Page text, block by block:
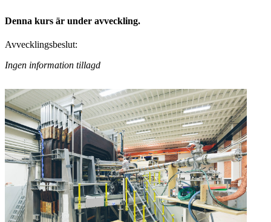
Denna kurs är under avveckling.
Avvecklingsbeslut:
Ingen information tillagd